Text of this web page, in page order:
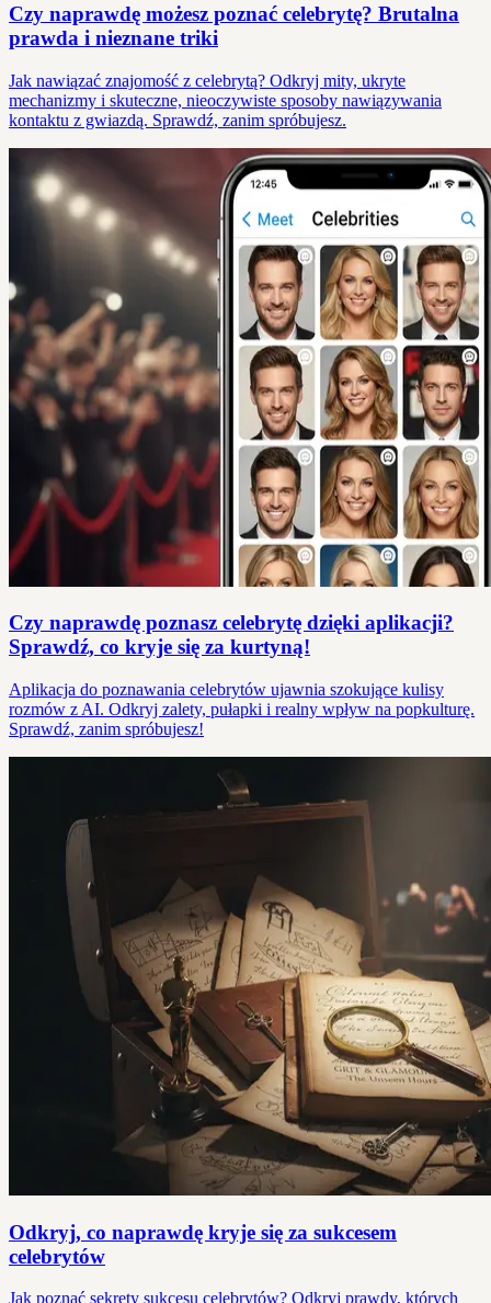
Czy naprawdę możesz poznać celebrytę? Brutalna
prawda i nieznane triki
Jak nawiązać znajomość z celebrytą? Odkryj mity, ukryte
mechanizmy i skuteczne, nieoczywiste sposoby nawiązywania
kontaktu z gwiazdą. Sprawdź, zanim spróbujesz.
Czy naprawdę poznasz celebrytę dzięki aplikacji?
Sprawdź, co kryje się za kurtyną!
Aplikacja do poznawania celebrytów ujawnia szokujące kulisy
rozmów z AI. Odkryj zalety, pułapki i realny wpływ na popkulturę.
Sprawdź, zanim spróbujesz!
Odkryj, co naprawdę kryje się za sukcesem
celebrytów
Jak poznać sekrety sukcesu celebrytów? Odkryj prawdy, których